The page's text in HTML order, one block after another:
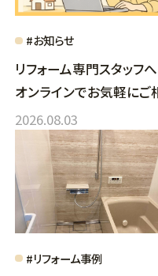
2026.08.03
#お知らせ
リフォーム専門スタッフへ
オンラインでお気軽にご
談頂けます
#リフォーム事例